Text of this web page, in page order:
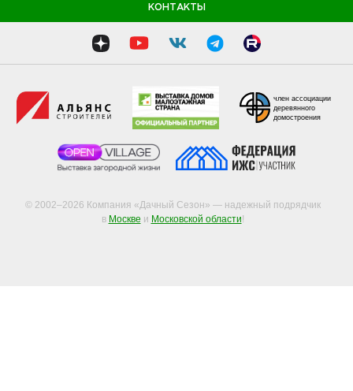
КОНТАКТЫ
© 2002–2026 Компания «Дачный Сезон» — надежный подрядчик
в Москве и Московской области!
член ассоциации
деревянного
домостроения